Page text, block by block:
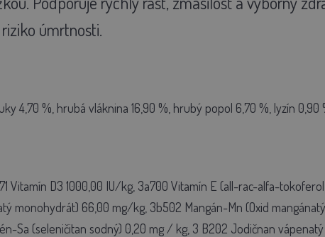
úmrtnosti.
4,70 %, hrubá vláknina 16,90 %, hrubý popol 6,70 %, lyzín
Vitamín D3 1000,00 IU/kg, 3a700 Vitamín E (all-rac-alfa-
monohydrát) 66,00 mg/kg, 3b502 Mangán-Mn (Oxid
Sa (seleničitan sodný) 0,20 mg / kg, 3 B202 Jodičnan